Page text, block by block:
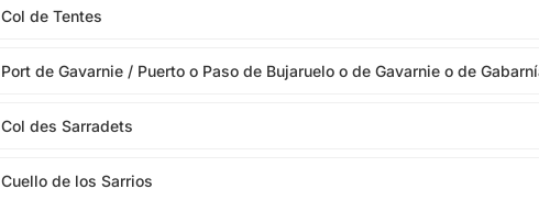
Col de Tentes
Port de Gavarnie / Puerto o Paso de Bujaruelo o de Gavarnie o de
Col des Sarradets
Cuello de los Sarrios